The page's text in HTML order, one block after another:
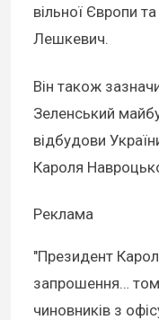
вільної Європи
Лешкевич.
Він також
Зеленський
відбудови
Кароля
Реклама
"Президент
запрошення…
чиновників з